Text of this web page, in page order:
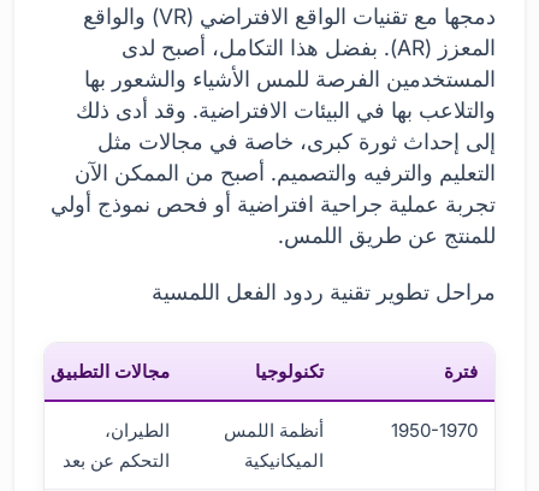
دمجها مع تقنيات الواقع الافتراضي (VR) والواقع
المعزز (AR). بفضل هذا التكامل، أصبح لدى
المستخدمين الفرصة للمس الأشياء والشعور بها
والتلاعب بها في البيئات الافتراضية. وقد أدى ذلك
إلى إحداث ثورة كبرى، خاصة في مجالات مثل
التعليم والترفيه والتصميم. أصبح من الممكن الآن
تجربة عملية جراحية افتراضية أو فحص نموذج أولي
للمنتج عن طريق اللمس.
مراحل تطوير تقنية ردود الفعل اللمسية
فترة تكنولوجيا مجالات التطبيق
1950-1970
أنظمة اللمس
الميكانيكية
الطيران،
التحكم عن بعد